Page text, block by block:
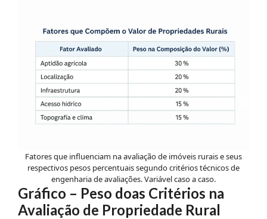
Fatores que influenciam na avaliação de imóveis rurais e seus
respectivos pesos percentuais segundo critérios técnicos de
engenharia de avaliações. Variável caso a caso.
Gráfico – Peso doas Critérios na
Avaliação de Propriedade Rural